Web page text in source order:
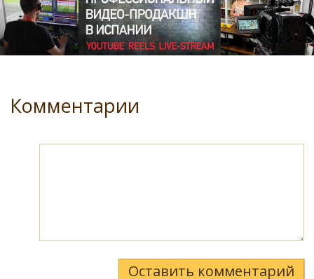
Комментарии
Оставить комментарий